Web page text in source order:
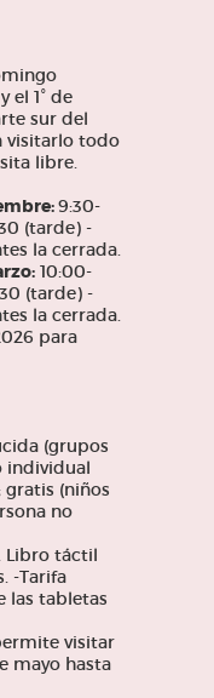
el 1° de
sur del
visitarlo todo
libre.
9:30-
(tarde) -
la cerrada.
10:00-
(tarde) -
la cerrada.
para
(grupos
individual
gratis (niños
no
Libro táctil
-Tarifa
las tabletas
visitar
mayo hasta